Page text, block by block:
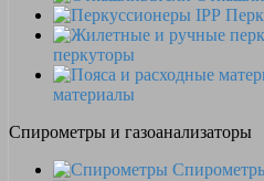
перкуторы
материалы
Спирометры и газоанализаторы